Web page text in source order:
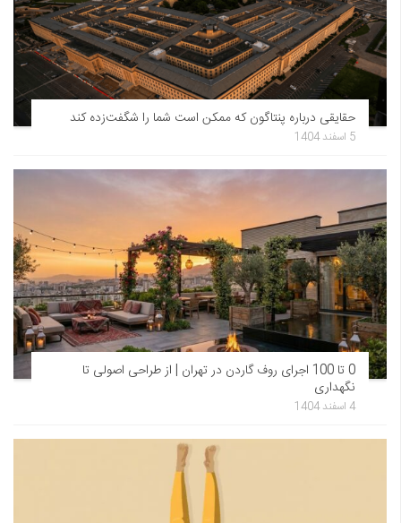
حقایقی درباره پنتاگون که ممکن است شما را شگفت‌زده کند
5 اسفند 1404
0 تا 100 اجرای روف گاردن در تهران | از طراحی اصولی تا
نگهداری
4 اسفند 1404